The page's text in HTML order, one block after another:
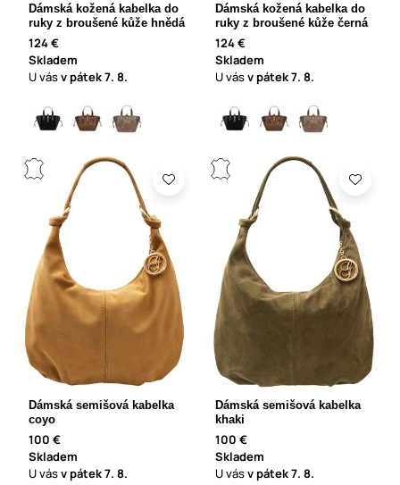
Dámská kožená kabelka do
ruky z broušené kůže hnědá
124 €
Skladem
U vásv pátek7. 8.
Dámská kožená kabelka do
ruky z broušené kůže černá
124 €
Skladem
U vásv pátek7. 8.
Dámská semišová kabelka
coyo
100 €
Skladem
U vásv pátek7. 8.
Dámská semišová kabelka
khaki
100 €
Skladem
U vásv pátek7. 8.